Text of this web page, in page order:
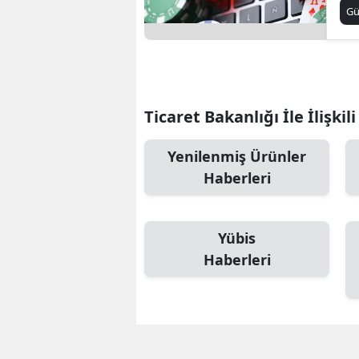
Ticaret Bakanlığı İle
Yenilenmiş Ürünler
Haberleri
Yübis
Haberleri